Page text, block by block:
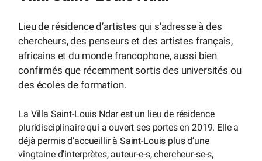
Lieu de résidence d’artistes qui s’adresse à des
chercheurs, des penseurs et des artistes français,
africains et du monde francophone, aussi bien
confirmés que récemment sortis des universités ou
des écoles de formation.
La Villa Saint-Louis Ndar est un lieu de résidence
pluridisciplinaire qui a ouvert ses portes en 2019. Elle a
déjà permis d’accueillir à Saint-Louis plus d’une
vingtaine d’interprètes, auteur-e-s, chercheur-se-s,